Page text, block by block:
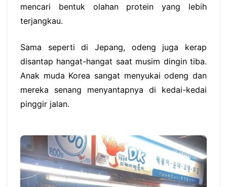
mencari bentuk olahan protein yang lebih
terjangkau.
Sama seperti di Jepang, odeng juga kerap
disantap hangat-hangat saat musim dingin tiba.
Anak muda Korea sangat menyukai odeng dan
mereka senang menyantapnya di kedai-kedai
pinggir jalan.